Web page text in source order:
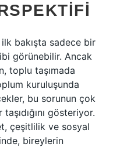
bakışta sadece bir
görünebilir. Ancak
toplu taşımada
kuruluşunda
bu sorunun çok
gösteriyor.
çeşitlilik ve sosyal
bireylerin